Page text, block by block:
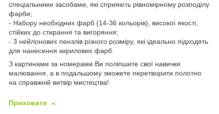
спеціальними засобами, які сприяють рівномірному розподілу
фарби;
- Набору необхідних фарб (14-36 кольорів), високої якості,
стійких до стирання та вигоряння;
- 3 нейлонових пензлів різного розміру, які ідеально підходять
для нанесення акрилових фарб.
З картинами за номерами Ви поліпшите свої навички
малювання, а в подальшому зможете перетворити полотно
на справжній витвір мистецтва!
Приховати